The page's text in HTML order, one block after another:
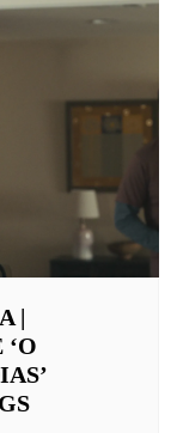
|